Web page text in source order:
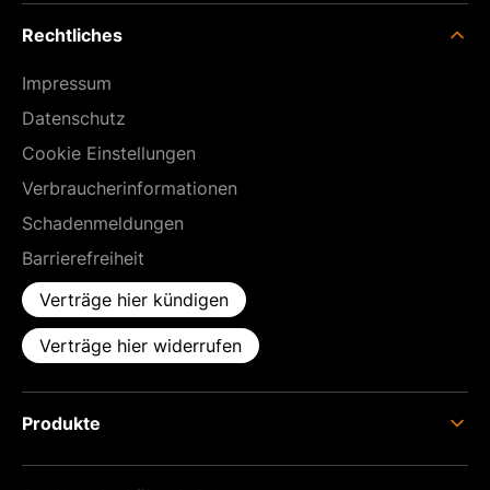
Rechtliches
Impressum
Datenschutz
Cookie Einstellungen
Verbraucherinformationen
Schadenmeldungen
Barrierefreiheit
Verträge hier kündigen
Verträge hier widerrufen
Produkte
Strom